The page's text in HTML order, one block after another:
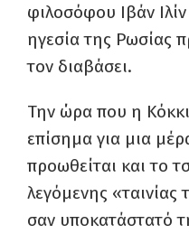
φιλοσόφου Ιβάν
ηγεσία της Ρωσίας
τον διαβάσει.
Την ώρα που η
επίσημα για μια
προωθείται και το
λεγόμενης «ταινίας
σαν υποκατάστατό